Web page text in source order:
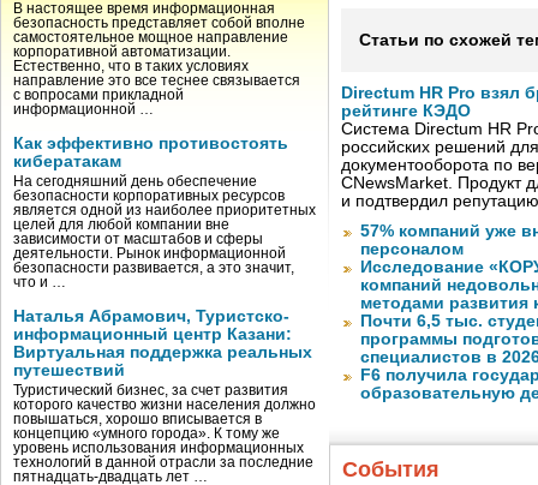
В настоящее время информационная
безопасность представляет собой вполне
самостоятельное мощное направление
корпоративной автоматизации.
Естественно, что в таких условиях
направление это все теснее связывается
с вопросами прикладной
информационной …
Как эффективно противостоять
кибератакам
На сегодняшний день обеспечение
безопасности корпоративных ресурсов
является одной из наиболее приоритетных
целей для любой компании вне
зависимости от масштабов и сферы
деятельности. Рынок информационной
безопасности развивается, а это значит,
что и …
Наталья Абрамович, Туристско-
информационный центр Казани:
Виртуальная поддержка реальных
путешествий
Туристический бизнес, за счет развития
которого качество жизни населения должно
повышаться, хорошо вписывается в
концепцию «умного города». К тому же
уровень использования информационных
технологий в данной отрасли за последние
пятнадцать-двадцать лет …
Статьи по схожей
Directum HR Pro взял
рейтинге КЭДО
Система Directum HR
российских решений
документооборота по
CNewsMarket. Продукт
и подтвердил
57% компаний уже
персоналом
Исследование
компаний
методами развития
Почти 6,5 тыс.
программы
специалистов в
F6 получила
образовательную
События